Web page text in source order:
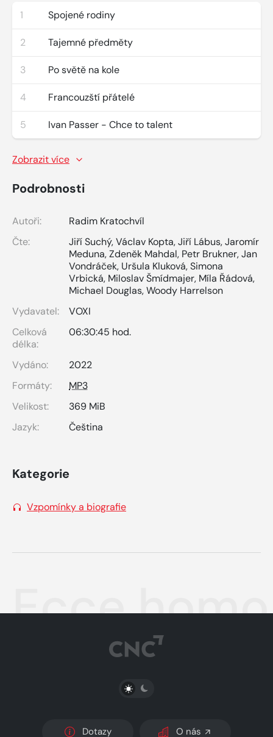
1 Spojené rodiny
2 Tajemné předměty
3 Po světě na kole
4 Francouzští přátelé
5 Ivan Passer - Chce to talent
Zobrazit více
Podrobnosti
Autoři:
Radim Kratochvíl
Čte:
Jiří Suchý,Václav Kopta,Jiří Lábus,Jaromír
Meduna,Zdeněk Mahdal, Petr Brukner,Jan
Vondráček, Uršula Kluková,Simona
Vrbická, Miloslav Šmídmajer, Míla Řádová,
Michael Douglas,Woody Harrelson
Vydavatel:
VOXI
Celková
délka:
06:30:45 hod.
Vydáno:
2022
Formáty:
MP3
Velikost:
369 MiB
Jazyk:
Čeština
Kategorie
Vzpomínky a biografie
Ecce
PŘEPNOUT SVĚTLÝ/TMAVÝ REŽIM
Dotazy O nás